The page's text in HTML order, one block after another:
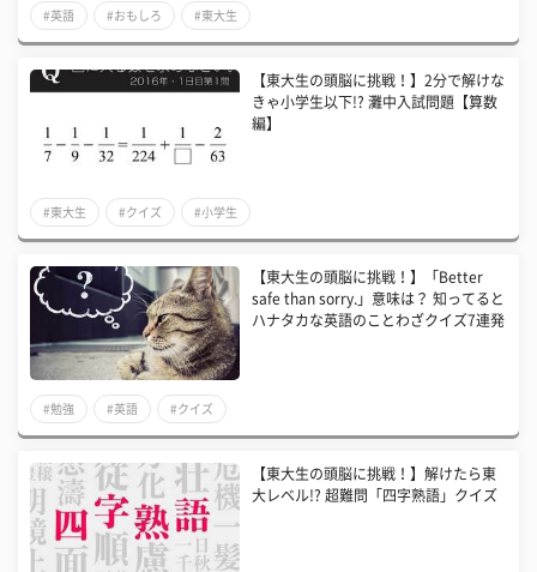
#英語 #おもしろ #東大生
【東大生の頭脳に挑戦！】2分で解けな
きゃ小学生以下!? 灘中入試問題【算数
編】
#東大生 #クイズ #小学生
【東大生の頭脳に挑戦！】「Better
safe than sorry.」意味は？ 知ってると
ハナタカな英語のことわざクイズ7連発
#勉強 #英語 #クイズ
【東大生の頭脳に挑戦！】解けたら東
大レベル!? 超難問「四字熟語」クイズ